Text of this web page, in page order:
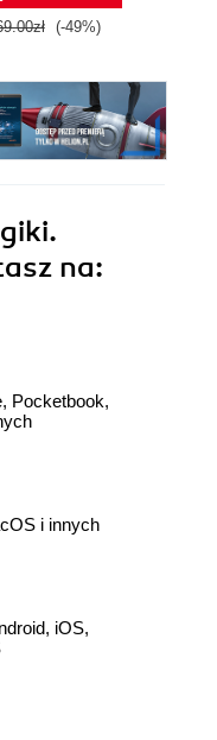
(-49%)
na:
Pocketbook,
i innych
iOS,